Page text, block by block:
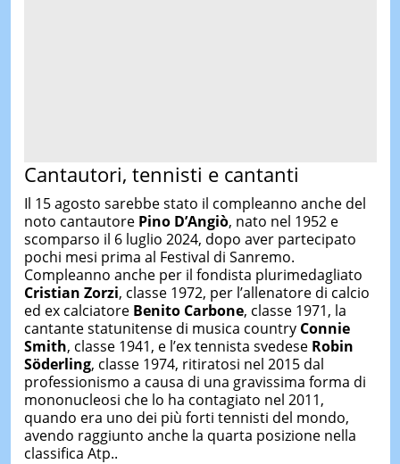
Cantautori, tennisti e cantanti
Il 15 agosto sarebbe stato il compleanno anche del
noto cantautore Pino D’Angiò, nato nel 1952 e
scomparso il 6 luglio 2024, dopo aver partecipato
pochi mesi prima al Festival di Sanremo.
Compleanno anche per il fondista plurimedagliato
Cristian Zorzi, classe 1972, per l’allenatore di calcio
ed ex calciatore Benito Carbone, classe 1971, la
cantante statunitense di musica country Connie
Smith, classe 1941, e l’ex tennista svedese Robin
Söderling, classe 1974, ritiratosi nel 2015 dal
professionismo a causa di una gravissima forma di
mononucleosi che lo ha contagiato nel 2011,
quando era uno dei più forti tennisti del mondo,
avendo raggiunto anche la quarta posizione nella
classifica Atp..